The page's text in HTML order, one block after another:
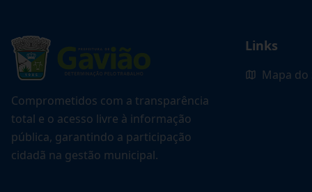
Comprometidos com a transparência
total e o acesso livre à informação
pública, garantindo a participação
cidadã na gestão municipal.
Links
Mapa do